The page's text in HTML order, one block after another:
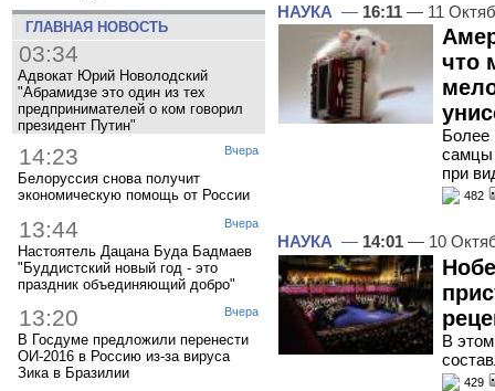
ГЛАВНАЯ НОВОСТЬ
03:34
Адвокат Юрий Новолодский
"Абрамидзе это один из тех
предпринимателей о ком говорил
президент Путин"
Вчера
14:23
Белоруссия снова получит
экономическую помощь от России
Вчера
13:44
Настоятель Дацана Буда Бадмаев
"Буддистский новый год - это
праздник объединяющий добро"
Вчера
13:20
В Госдуме предложили перенести
ОИ-2016 в Россию из-за вируса
Зика в Бразилии
НАУКА — 16:11 — 11
что
Более
самцы
при
482
НАУКА — 14:01 — 10
В
429